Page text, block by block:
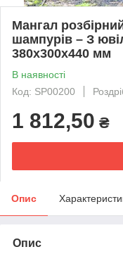
Мангал
шампурів – З
380х300х440 мм
В наявності
Код: SP00200
1 812,50 ₴
Опис
Опис